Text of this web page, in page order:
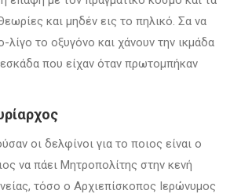
και μηδέν εις το πηλικό. Σα να
λίγο το οξυγόνο και χάνουν την ικμάδα
που είχαν όταν πρωτομπήκαν
οι δελφίνοι για το ποιος είναι ο
να πάει Μητροπολίτης στην κενή
τόσο ο Αρχιεπίσκοπος Ιερώνυμος